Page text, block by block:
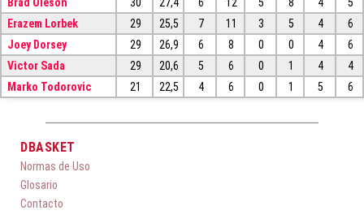
Brad Oleson
30 27,4 6 12 5 8 4
5
Erazem Lorbek
29 25,5 7 11 3 5 4
6
Joey Dorsey
29 26,9 6 8 0 0 4
6
Victor Sada
29 20,6 5 6 0 1 4
4
Marko Todorovic
21 22,5 4 6 0 1 5 6
DBASKET
Normas de Uso
Glosario
Contacto